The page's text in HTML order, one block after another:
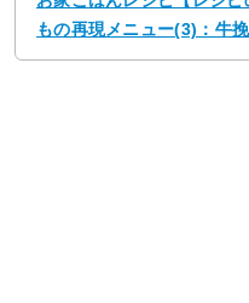
もの再現メニュー(3)：牛